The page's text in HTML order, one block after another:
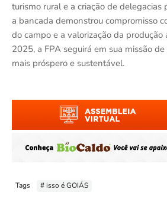
turismo rural e a criação de delegacias
a bancada demonstrou compromisso
do campo e a valorização da produção
2025, a FPA seguirá em sua missão
mais próspero e sustentável.
Tags # isso é GOIÁS